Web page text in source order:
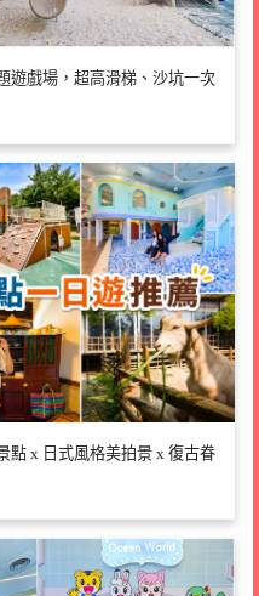
遊戲場，超高滑梯、沙坑一次
點 x 日式風格美拍景 x 復古眷